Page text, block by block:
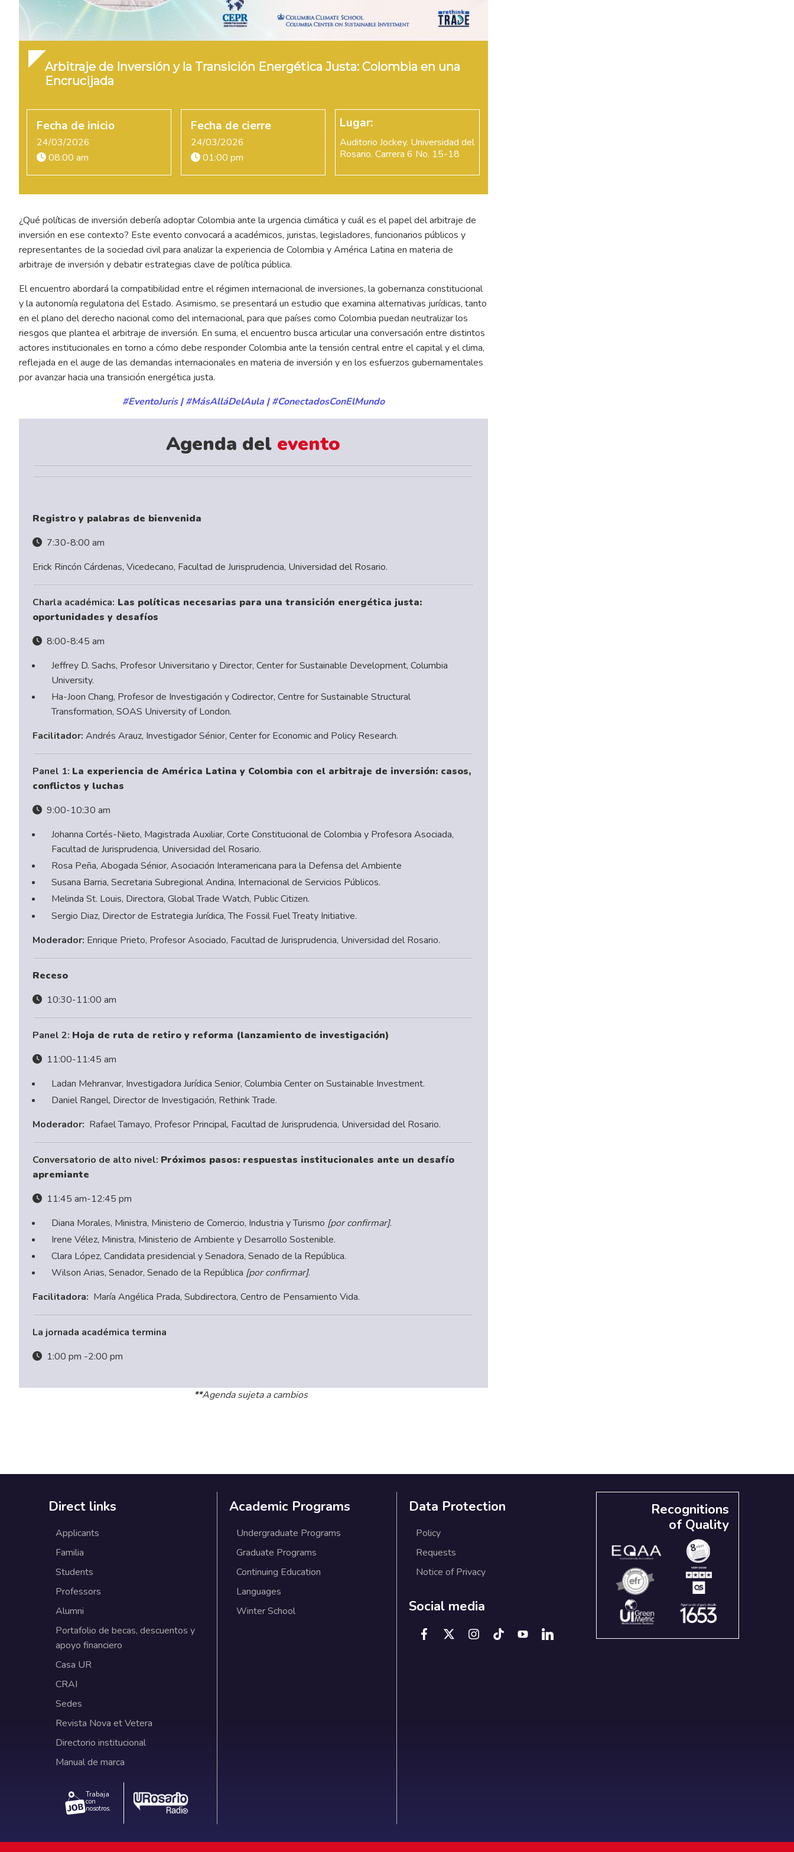
Arbitraje de Inversión y la Transición Energética Justa: Colombia en una
Encrucijada
Fecha de inicio
24/03/2026
08:00 am
Fecha de cierre
24/03/2026
01:00 pm
Lugar:
Auditorio Jockey. Universidad del
Rosario. Carrera 6 No. 15-18
¿Qué políticas de inversión debería adoptar Colombia ante la urgencia climática y cuál es el papel del arbitraje de
inversión en ese contexto? Este evento convocará a académicos, juristas, legisladores, funcionarios públicos y
representantes de la sociedad civil para analizar la experiencia de Colombia y América Latina en materia de
arbitraje de inversión y debatir estrategias clave de política pública.
El encuentro abordará la compatibilidad entre el régimen internacional de inversiones, la gobernanza constitucional
y la autonomía regulatoria del Estado. Asimismo, se presentará un estudio que examina alternativas jurídicas, tanto
en el plano del derecho nacional como del internacional, para que países como Colombia puedan neutralizar los
riesgos que plantea el arbitraje de inversión. En suma, el encuentro busca articular una conversación entre distintos
actores institucionales en torno a cómo debe responder Colombia ante la tensión central entre el capital y el clima,
reflejada en el auge de las demandas internacionales en materia de inversión y en los esfuerzos gubernamentales
por avanzar hacia una transición energética justa.
#EventoJuris | #MásAlláDelAula | #ConectadosConElMundo
Agenda del evento
Registro y palabras de bienvenida
7:30-8:00 am
Erick Rincón Cárdenas, Vicedecano, Facultad de Jurisprudencia, Universidad del Rosario.
Charla académica: Las políticas necesarias para una transición energética justa:
oportunidades y desafíos
8:00-8:45 am
Jeffrey D. Sachs, Profesor Universitario y Director, Center for Sustainable Development, Columbia
University.
Ha-Joon Chang, Profesor de Investigación y Codirector, Centre for Sustainable Structural
Transformation, SOAS University of London.
Facilitador:Andrés Arauz, Investigador Sénior, Center for Economic and Policy Research.
Panel 1: La experiencia de América Latina y Colombia con el arbitraje de inversión: casos,
conflictos y luchas
9:00-10:30 am
Johanna Cortés-Nieto, Magistrada Auxiliar, Corte Constitucional de Colombia y Profesora Asociada,
Facultad de Jurisprudencia, Universidad del Rosario.
Rosa Peña, Abogada Sénior, Asociación Interamericana para la Defensa del Ambiente
Susana Barria, Secretaria Subregional Andina, Internacional de Servicios Públicos.
Melinda St. Louis, Directora, Global Trade Watch, Public Citizen.
Sergio Diaz, Director de Estrategia Jurídica, The Fossil Fuel Treaty Initiative.
Moderador: Enrique Prieto, Profesor Asociado, Facultad de Jurisprudencia, Universidad del Rosario.
Receso
10:30-11:00 am
Panel 2: Hoja de ruta de retiro y reforma (lanzamiento de investigación)
11:00-11:45 am
Ladan Mehranvar, Investigadora Jurídica Senior, Columbia Center on Sustainable Investment.
Daniel Rangel, Director de Investigación, Rethink Trade.
Moderador: Rafael Tamayo, Profesor Principal, Facultad de Jurisprudencia, Universidad del Rosario.
Conversatorio de alto nivel: Próximos pasos: respuestas institucionales ante un desafío
apremiante
11:45 am-12:45 pm
Diana Morales, Ministra, Ministerio de Comercio, Industria y Turismo [por confirmar].
Irene Vélez, Ministra, Ministerio de Ambiente y Desarrollo Sostenible.
Clara López, Candidata presidencial y Senadora, Senado de la República.
Wilson Arias, Senador, Senado de la República [por confirmar].
Facilitadora: María Angélica Prada, Subdirectora, Centro de Pensamiento Vida.
La jornada académica termina
1:00 pm -2:00 pm
**Agenda sujeta a cambios
Direct links
Applicants
Familia
Students
Professors
Alumni
Portafolio de becas, descuentos y
apoyo financiero
Casa UR
CRAI
Sedes
Revista Nova et Vetera
Directorio institucional
Manual de marca
Trabaja
con
nosotros.
Academic Programs
Undergraduate Programs
Graduate Programs
Continuing Education
Languages
Winter School
Data Protection
Policy
Requests
Notice of Privacy
Social media
Recognitions
of Quality